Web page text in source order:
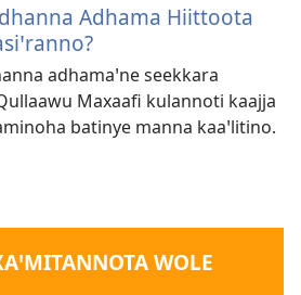
Adhama Hiittoota
adhamaꞌne seekkara
Maxaafi kulannoti kaajja
batinye manna kaaꞌlitino.
WOLE